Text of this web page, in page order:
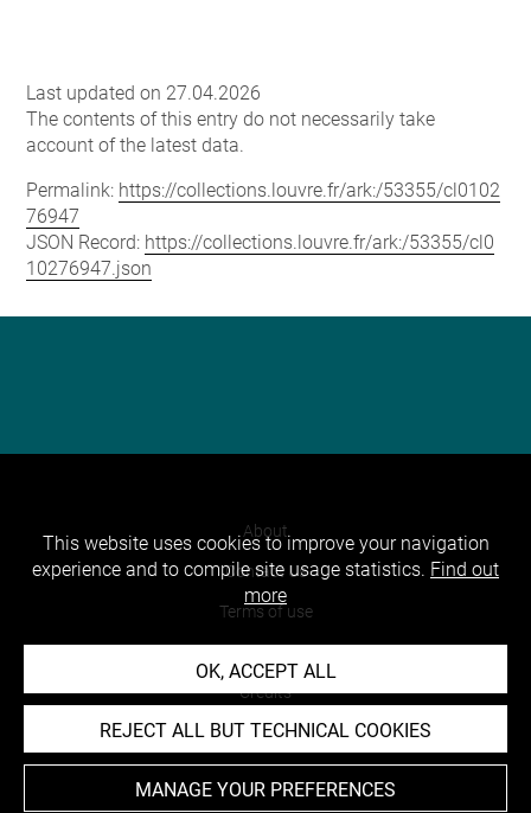
Last updated on 27.04.2026
The contents of this entry do not necessarily take
account of the latest data.
Permalink: https://collections.louvre.fr/ark:/53355/cl0102
76947
JSON Record: https://collections.louvre.fr/ark:/53355/cl0
10276947.json
About
Contact Us
Terms of use
Cookies
Credits
Accessibility : non compliant
This website uses cookies to improve your navigation
experience and to compile site usage statistics. Find out
more
OK, ACCEPT ALL
REJECT ALL BUT TECHNICAL COOKIES
MANAGE YOUR PREFERENCES